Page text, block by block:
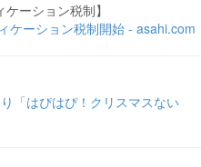
ーション税制】
ケーション税制開始 - asahi.com
「はぴはぴ！クリスマスない